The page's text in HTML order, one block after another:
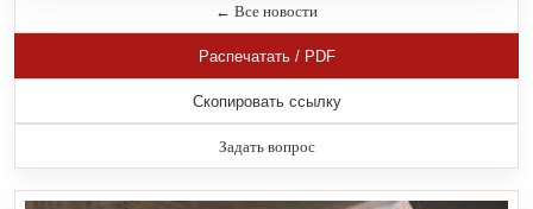
← Все новости
Распечатать / PDF
Скопировать ссылку
Задать вопрос